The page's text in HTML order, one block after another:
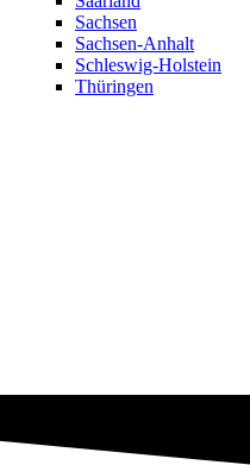
Sachsen
Sachsen-Anhalt
Schleswig-Holstein
Thüringen